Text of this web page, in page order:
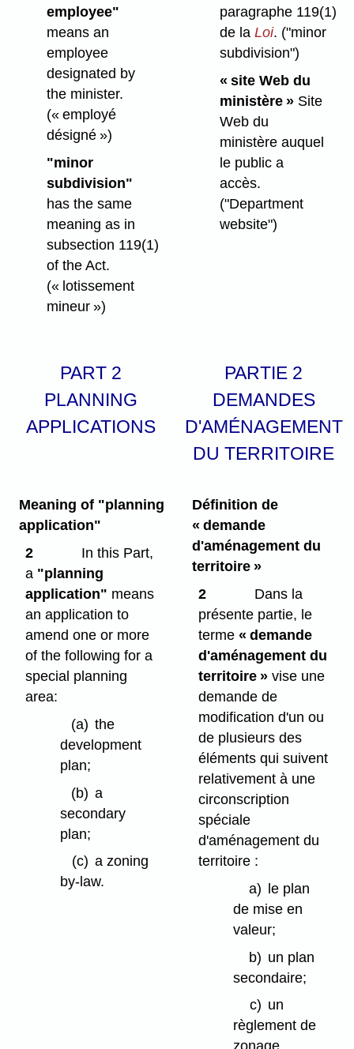
employee"
means an
employee
designated by
the minister.
(« employé
désigné »)
"minor
subdivision"
has the same
meaning as in
subsection 119(1)
of the Act.
(« lotissement
mineur »)
paragraphe 119(1)
de la Loi. ("minor
subdivision")
« site Web du
ministère »Site
Web du
ministère auquel
le public a
accès.
("Department
website")
PART 2
PLANNING
APPLICATIONS
PARTIE 2
DEMANDES
D'AMÉNAGEMENT
DU TERRITOIRE
Meaning of "planning
application"
2
In this Part,
a "planning
application" means
an application to
amend one or more
of the following for a
special planning
area:
(a) the
development
plan;
(b) a
secondary
plan;
(c) a zoning
by-law.
Définition de
« demande
d'aménagement du
territoire »
2
Dans la
présente partie, le
terme« demande
d'aménagement du
territoire » vise une
demande de
modification d'un ou
de plusieurs des
éléments qui suivent
relativement à une
circonscription
spéciale
d'aménagement du
territoire :
a) le plan
de mise en
valeur;
b) un plan
secondaire;
c) un
règlement de